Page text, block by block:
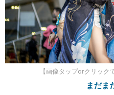
【画像タップorクリック
まだま